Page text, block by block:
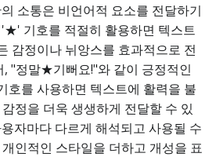
소통은 비언어적 요소를 전달하기
기호를 적절히 활용하면 텍스트
감정이나 뉘앙스를 효과적으로 전
, "정말★기뻐요!"와 같이 긍정적인
를 사용하면 텍스트에 활력을 불
정을 더욱 생생하게 전달할 수 있
자마다 다르게 해석되고 사용될 수
인적인 스타일을 더하고 개성을 표